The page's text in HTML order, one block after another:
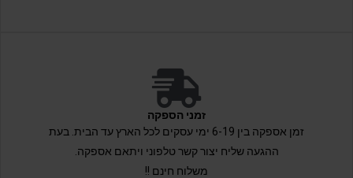
זמני הספקה
זמן אספקה בין 6-19 ימי עסקים לכל הארץ עד הבית. בעת
ההגעה שליח יצור קשר טלפוני ויתאם אספקה.
משלוח חינם !!